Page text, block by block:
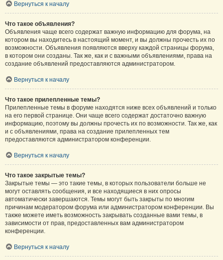
Вернуться к началу
Что такое объявления?
Объявления чаще всего содержат важную информацию для форума, на
котором вы находитесь в настоящий момент, и вы должны прочесть их по
возможности. Объявления появляются вверху каждой страницы форума,
в котором они созданы. Так же, как и с важными объявлениями, права на
создание объявлений предоставляются администратором.
Вернуться к началу
Что такое прилепленные темы?
Прилепленные темы в форуме находятся ниже всех объявлений и только
на его первой странице. Они чаще всего содержат достаточно важную
информацию, поэтому вы должны прочесть их по возможности. Так же, как
и с объявлениями, права на создание прилепленных тем
предоставляются администратором конференции.
Вернуться к началу
Что такое закрытые темы?
Закрытые темы — это такие темы, в которых пользователи больше не
могут оставлять сообщения, и все находящиеся в них опросы
автоматически завершаются. Темы могут быть закрыты по многим
причинам модератором форума или администратором конференции. Вы
также можете иметь возможность закрывать созданные вами темы, в
зависимости от прав, предоставленных вам администратором
конференции.
Вернуться к началу